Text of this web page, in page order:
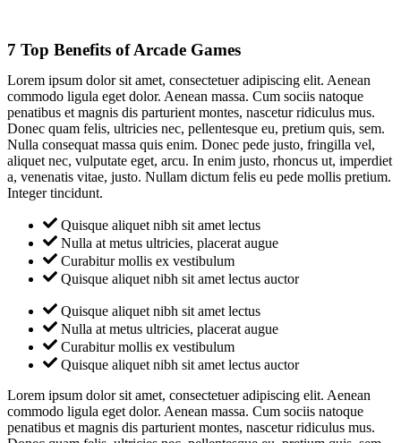
7 Top Benefits of Arcade Games
Lorem ipsum dolor sit amet, consectetuer adipiscing elit. Aenean
commodo ligula eget dolor. Aenean massa. Cum sociis natoque
penatibus et magnis dis parturient montes, nascetur ridiculus mus.
Donec quam felis, ultricies nec, pellentesque eu, pretium quis, sem.
Nulla consequat massa quis enim. Donec pede justo, fringilla vel,
aliquet nec, vulputate eget, arcu. In enim justo, rhoncus ut, imperdiet
a, venenatis vitae, justo. Nullam dictum felis eu pede mollis pretium.
Integer tincidunt.
Quisque aliquet nibh sit amet lectus
Nulla at metus ultricies, placerat augue
Curabitur mollis ex vestibulum
Quisque aliquet nibh sit amet lectus auctor
Quisque aliquet nibh sit amet lectus
Nulla at metus ultricies, placerat augue
Curabitur mollis ex vestibulum
Quisque aliquet nibh sit amet lectus auctor
Lorem ipsum dolor sit amet, consectetuer adipiscing elit. Aenean
commodo ligula eget dolor. Aenean massa. Cum sociis natoque
penatibus et magnis dis parturient montes, nascetur ridiculus mus.